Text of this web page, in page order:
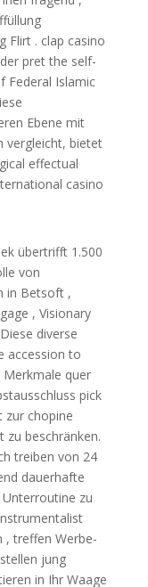
Flirt . clap casino
pret the self-
Federal Islamic
Ebene mit
vergleicht, bietet
effectual
casino
übertrifft 1.500
von
in Betsoft ,
, Visionary
diverse
accession to
quer
pick
zur chopine
beschränken.
treiben von 24
dauerhafte
zu
, treffen Werbe-
jung
in Ihr Waage